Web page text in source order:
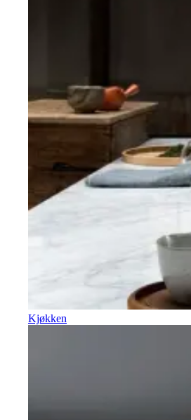
Kjøkken